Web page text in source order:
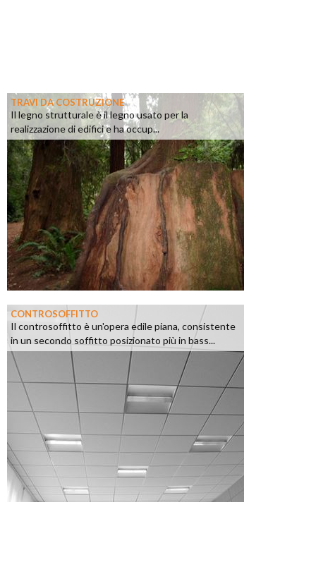
TRAVI DA COSTRUZIONE
Il legno strutturale è il legno usato per la
realizzazione di edifici e ha occup...
CONTROSOFFITTO
Il controsoffitto è un'opera edile piana, consistente
in un secondo soffitto posizionato più in bass...